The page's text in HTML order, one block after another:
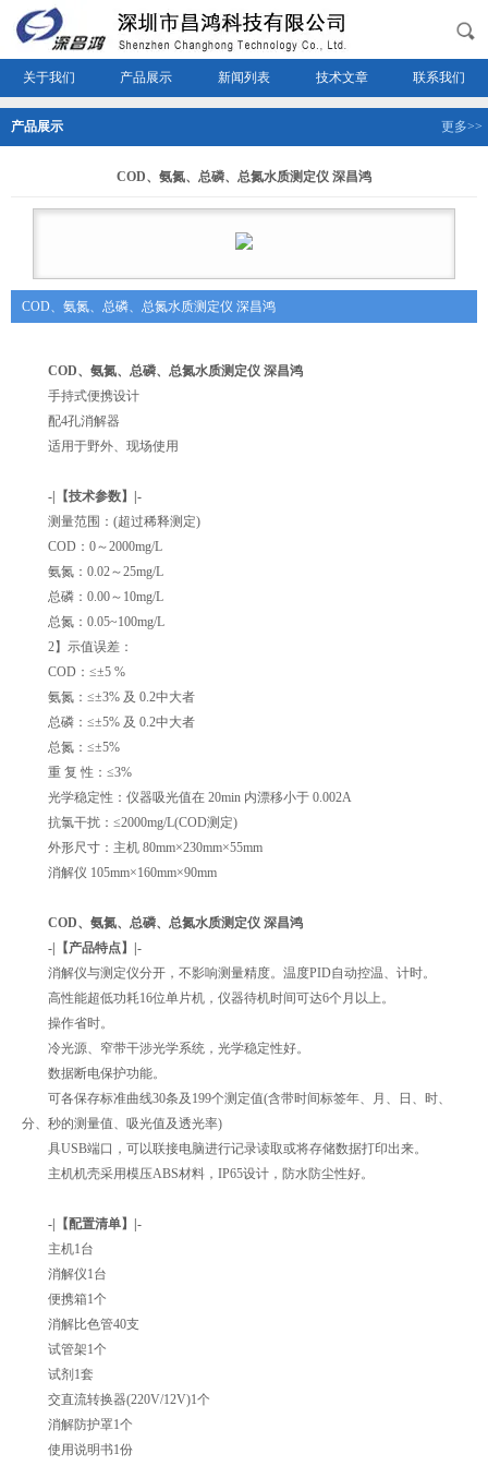
关于我们 产品展示 新闻列表 技术文章 联系我们
产品展示 更多>>
COD、氨氮、总磷、总氮水质测定仪 深昌鸿
COD、氨氮、总磷、总氮水质测定仪 深昌鸿
COD、氨氮、总磷、总氮水质测定仪 深昌鸿
手持式便携设计
配4孔消解器
适用于野外、现场使用
-|【技术参数】|-
测量范围：(超过稀释测定)
COD：0～2000mg/L
氨氮：0.02～25mg/L
总磷：0.00～10mg/L
总氮：0.05~100mg/L
2】示值误差：
COD：≤±5 %
氨氮：≤±3% 及 0.2中大者
总磷：≤±5% 及 0.2中大者
总氮：≤±5%
重 复 性：≤3%
光学稳定性：仪器吸光值在 20min 内漂移小于 0.002A
抗氯干扰：≤2000mg/L(COD测定)
外形尺寸：主机 80mm×230mm×55mm
消解仪 105mm×160mm×90mm
COD、氨氮、总磷、总氮水质测定仪 深昌鸿
-|【产品特点】|-
消解仪与测定仪分开，不影响测量精度。温度PID自动控温、计时。
高性能超低功耗16位单片机，仪器待机时间可达6个月以上。
操作省时。
冷光源、窄带干涉光学系统，光学稳定性好。
数据断电保护功能。
可各保存标准曲线30条及199个测定值(含带时间标签年、月、日、时、
分、秒的测量值、吸光值及透光率)
具USB端口，可以联接电脑进行记录读取或将存储数据打印出来。
主机机壳采用模压ABS材料，IP65设计，防水防尘性好。
-|【配置清单】|-
主机1台
消解仪1台
便携箱1个
消解比色管40支
试管架1个
试剂1套
交直流转换器(220V/12V)1个
消解防护罩1个
使用说明书1份